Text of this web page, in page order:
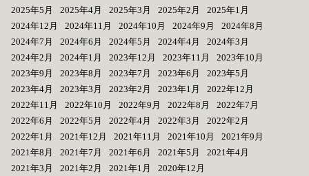
2025年5月
2025年4月 2025年3月 2025年2月
2025年1月
2024年12月
2024年11月 2024年10月 2024年9月
2024年8月
2024年7月
2024年6月 2024年5月 2024年4月
2024年3月
2024年2月
2024年1月 2023年12月 2023年11月
2023年10月
2023年9月
2023年8月 2023年7月 2023年6月
2023年5月
2023年4月
2023年3月 2023年2月 2023年1月
2022年12月
2022年11月
2022年10月 2022年9月 2022年8月
2022年7月
2022年6月
2022年5月 2022年4月 2022年3月
2022年2月
2022年1月
2021年12月 2021年11月 2021年10月
2021年9月
2021年8月
2021年7月 2021年6月 2021年5月
2021年4月
2021年3月
2021年2月 2021年1月 2020年12月